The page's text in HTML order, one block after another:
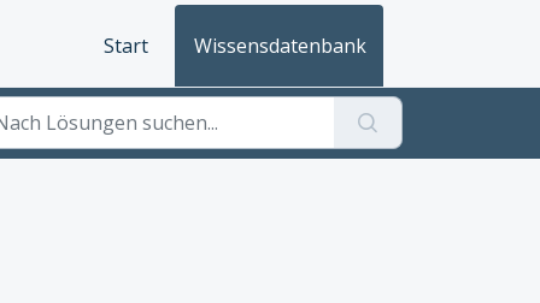
Start Wissensdatenbank